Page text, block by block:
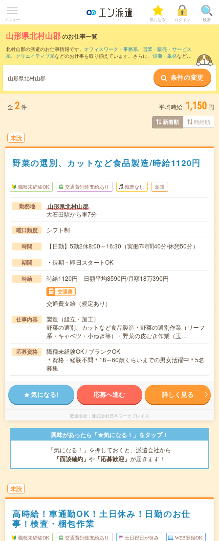
メニュー 気になる! ログイン 検索
山形県北村山郡のお仕事一覧
北村山郡の派遣のお仕事情報です。 オフィスワーク・事務系、 営業・販売・サービス
系、 クリエイティブ系などのお仕事を取り揃えています。さらに、 短期 ・ 単発などの
また、村山市・最上郡 など隣接エリアのお仕事もご確認いただけます。
山形県北村山郡 条件の変更
全 2件 平均時給: 1,150 円
新着順 時給順
未読
野菜の選別、カットなど食品製造/時給1120円
職種未経験OK 交通費別途支給あり 残業なし 派遣
勤務地 山形県北村山郡
大石田駅から車7分
曜日頻度 シフト制
時間 【日勤】5勤2休8:00～16:30（実働7時間40分/休憩50分）
期間 ・長期・即日スタートOK
時給 時給1120円 日額平均8590円/月額18万390円
交通費
交通費支給（規定あり）
仕事内容
製造（組立・加工）
野菜の選別、カットなど食品製造・野菜の選別作業（リーフ
系・キャベツ・小ねぎ等）・野菜の皮むき作業（玉…
応募資格
職種未経験OK / ブランクOK
＊資格・経験不問＊18～60歳くらいまでの男女活躍中＊5名
募集
気になる! 応募へ進む 詳しく見る
派遣会社 株式会社日本ワークプレイス
興味があったら「★気になる！」をタップ！
「気になる！」を押しておくと、派遣会社から
「面談確約」 や 「応募歓迎」 が届きます！
未読
高時給！車通勤OK！土日休み！日勤のお仕
事！検査・梱包作業
職種未経験OK 交通費別途支給あり 土日祝日が休み WEB登録OK